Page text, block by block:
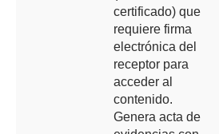
certificado) que
requiere firma
electrónica del
receptor para
acceder al
contenido.
Genera acta de